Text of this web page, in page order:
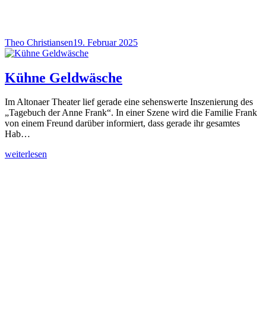
Theo Christiansen19. Februar 2025
Kühne Geldwäsche
Im Altonaer Theater lief gerade eine sehenswerte Inszenierung des
„Tagebuch der Anne Frank“. In einer Szene wird die Familie Frank
von einem Freund darüber informiert, dass gerade ihr gesamtes
Hab…
weiterlesen